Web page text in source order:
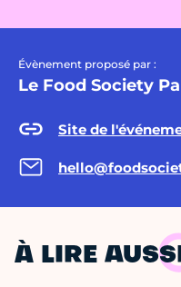
Évènement proposé par :
Le Food Society
Site de
À LIRE